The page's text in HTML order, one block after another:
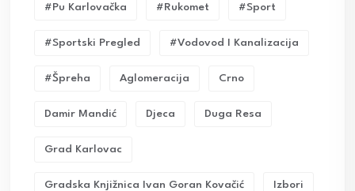
#pu Karlovačka #rukomet #sport
#sportski Pregled #vodovod I Kanalizacija
#Špreha Aglomeracija Crno
Damir Mandić Djeca Duga Resa
Grad Karlovac
Gradska Knjižnica Ivan Goran Kovačić Izbori